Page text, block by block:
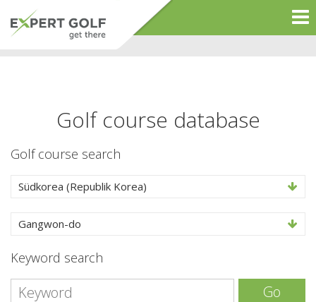
Golf course database
Golf course search
Südkorea (Republik Korea)
Gangwon-do
Keyword search
Go